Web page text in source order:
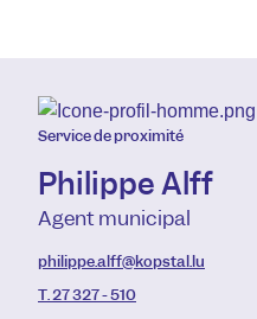
Service de proximité
Philippe Alff
Agent municipal
philippe.alff@kopstal.lu
T. 27 327 - 510